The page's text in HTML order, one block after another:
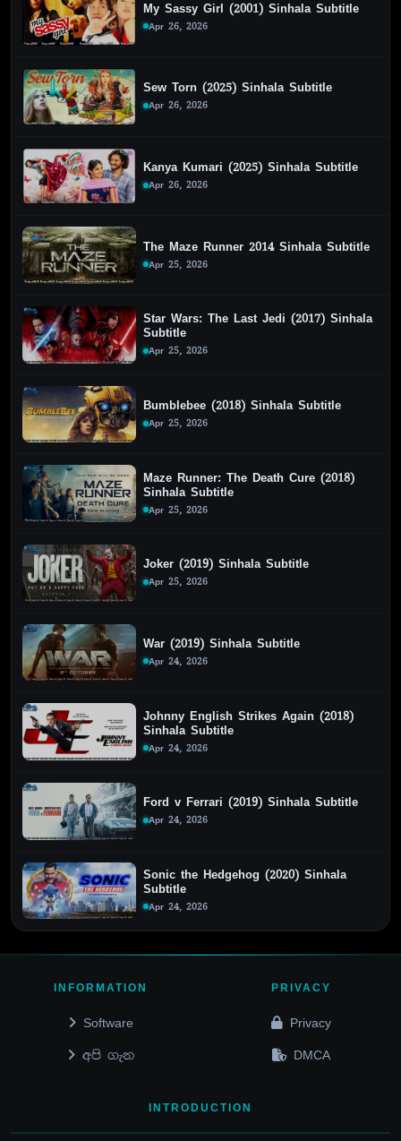
My Sassy Girl (2001) Sinhala Subtitle
Apr 26, 2026
Sew Torn (2025) Sinhala Subtitle
Apr 26, 2026
Kanya Kumari (2025) Sinhala Subtitle
Apr 26, 2026
The Maze Runner 2014 Sinhala Subtitle
Apr 25, 2026
Star Wars: The Last Jedi (2017) Sinhala
Subtitle
Apr 25, 2026
Bumblebee (2018) Sinhala Subtitle
Apr 25, 2026
Maze Runner: The Death Cure (2018)
Sinhala Subtitle
Apr 25, 2026
Joker (2019) Sinhala Subtitle
Apr 25, 2026
War (2019) Sinhala Subtitle
Apr 24, 2026
Johnny English Strikes Again (2018)
Sinhala Subtitle
Apr 24, 2026
Ford v Ferrari (2019) Sinhala Subtitle
Apr 24, 2026
Sonic the Hedgehog (2020) Sinhala
Subtitle
Apr 24, 2026
INFORMATION
Software
අපි ගැන
PRIVACY
Privacy
DMCA
INTRODUCTION